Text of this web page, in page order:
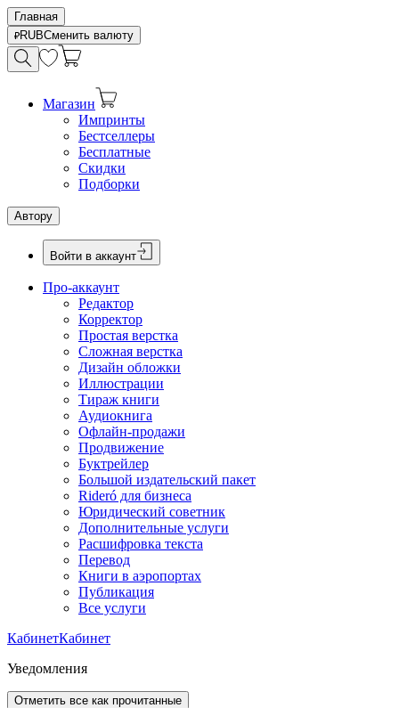
Главная
RUBСменить валюту
Магазин
Импринты
Бестселлеры
Бесплатные
Скидки
Подборки
Автору
Войти в аккаунт
Про-аккаунт
Редактор
Корректор
Простая верстка
Сложная верстка
Дизайн обложки
Иллюстрации
Тираж книги
Аудиокнига
Офлайн-продажи
Продвижение
Буктрейлер
Большой издательский пакет
Rideró для бизнеса
Юридический советник
Дополнительные услуги
Расшифровка текста
Перевод
Книги в аэропортах
Публикация
Все услуги
КабинетКабинет
Уведомления
Отметить все как прочитанные